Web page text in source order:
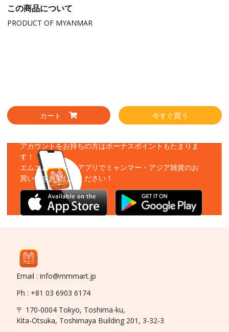
この商品について
PRODUCT OF MYANMAR
カート 今すぐ買う
アカウントをお持ちの方はボーナスポイントもたまりま
す！
エムエムーマートアプリでミャンマー・アジア雑貨のお
買い物をお楽しみください！
Email : info@mmmart.jp
Ph : +81 03 6903 6174
〒 170-0004 Tokyo, Toshima-ku,
Kita-Otsuka, Toshimaya Building 201, 3-32-3